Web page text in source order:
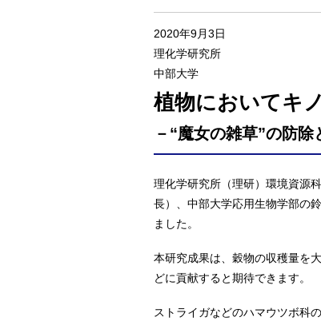
2020年9月3日
理化学研究所
中部大学
植物においてキ
－“魔女の雑草”の防
理化学研究所（理研）環境資源
長）、中部大学応用生物学部の
ました。
本研究成果は、穀物の収穫量を
どに貢献すると期待できます。
ストライガなどのハマウツボ科